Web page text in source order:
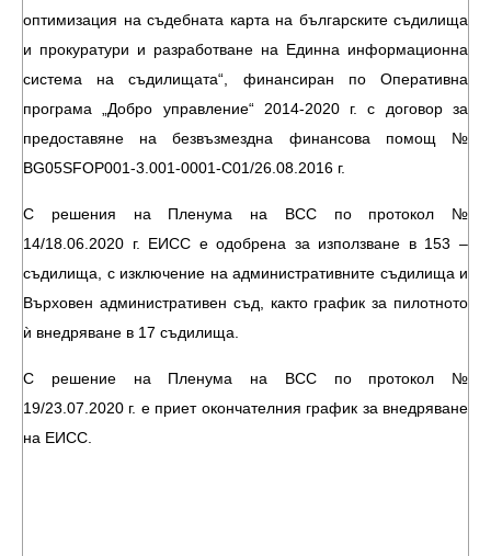
оптимизация на съдебната карта на българските съдилища
и прокуратури и разработване на Единна информационна
система на съдилищата“, финансиран по Оперативна
програма „Добро управление“ 2014-2020 г. с договор за
предоставяне на безвъзмездна финансова помощ №
BG05SFOP001-3.001-0001-C01/26.08.2016 г.
С решения на Пленума на ВСС по протокол №
14/18.06.2020 г. ЕИСС е одобрена за използване в 153 –
съдилища, с изключение на административните съдилища и
Върховен административен съд, както график за пилотното
ѝ внедряване в 17 съдилища.
С решение на Пленума на ВСС по протокол №
19/23.07.2020 г. е приет окончателния график за внедряване
на ЕИСС.